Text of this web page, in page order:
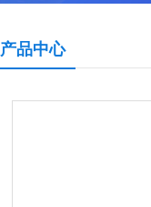
产品中心